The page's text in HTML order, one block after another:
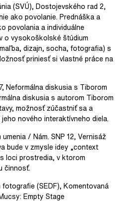
(SVÚ), Dostojevského rad 2,
ako povolanie. Prednáška a
povolania a individuálne
o vysokoškolské štúdium
dizajn, socha, fotografia) s
priniesť si vlastné práce na
Neformálna diskusia s Tiborom
diskusia s autorom Tiborom
možnosť zúčastniť sa a
nového interaktívneho diela.
/ Nám. SNP 12, Vernisáž
bude v zmysle idey „context
loci prostredia, v ktorom
činnosť.
(SEDF), Komentovaná
Empty Stage